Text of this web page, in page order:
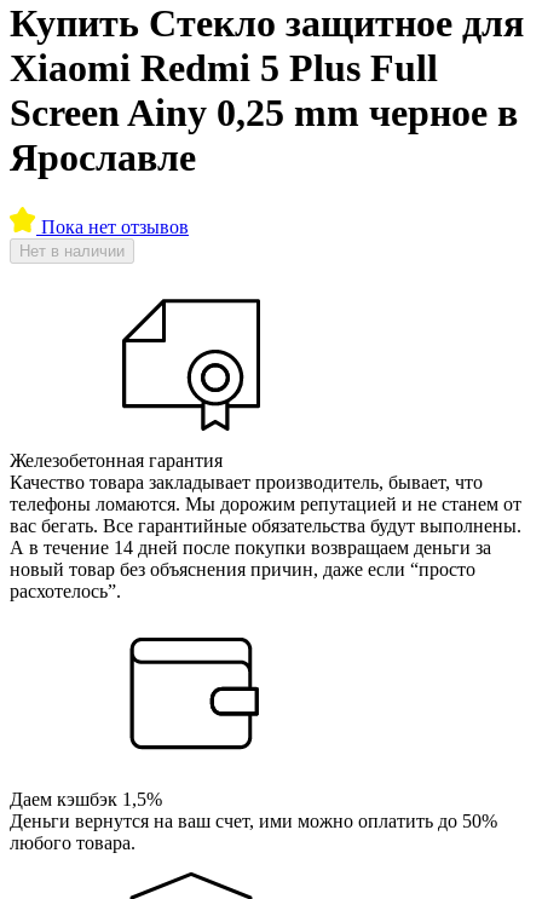
Купить Стекло защитное для
Xiaomi Redmi 5 Plus Full
Screen Ainy 0,25 mm черное в
Ярославле
Пока нет отзывов
Нет в наличии
Железобетонная гарантия
Качество товара закладывает производитель, бывает, что
телефоны ломаются. Мы дорожим репутацией и не станем от
вас бегать. Все гарантийные обязательства будут выполнены.
А в течение 14 дней после покупки возвращаем деньги за
новый товар без объяснения причин, даже если “просто
расхотелось”.
Даем кэшбэк 1,5%
Деньги вернутся на ваш счет, ими можно оплатить до 50%
любого товара.